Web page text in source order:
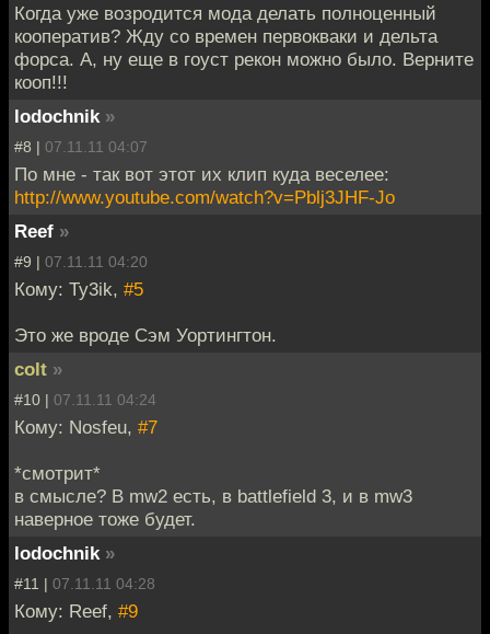
Когда уже возродится мода делать полноценный
кооператив? Жду со времен первокваки и дельта
форса. А, ну еще в гоуст рекон можно было. Верните
кооп!!!
lodochnik »
#8 | 07.11.11 04:07
По мне - так вот этот их клип куда веселее:
http://www.youtube.com/watch?v=Pblj3JHF-Jo
Reef »
#9 | 07.11.11 04:20
Кому: Ty3ik, #5
Это же вроде Сэм Уортингтон.
colt »
#10 | 07.11.11 04:24
Кому: Nosfeu, #7
*смотрит*
в смысле? В mw2 есть, в battlefield 3, и в mw3
наверное тоже будет.
lodochnik »
#11 | 07.11.11 04:28
Кому: Reef, #9